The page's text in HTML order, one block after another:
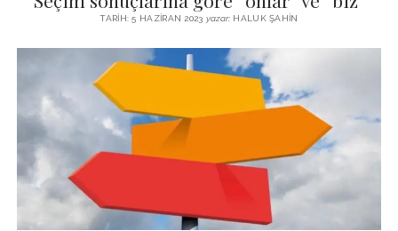
KARŞILAŞMA
MART’TA!
TARIH: 5 HAZIRAN 2023 yazar: HALUK ŞAHIN